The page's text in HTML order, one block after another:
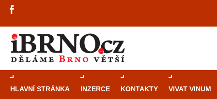
HLAVNÍ STRÁNKA INZERCE KONTAKTY VIVAT VINUM